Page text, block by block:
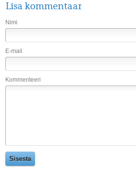
Lisa kommentaar
Nimi
E-mail
Kommenteeri